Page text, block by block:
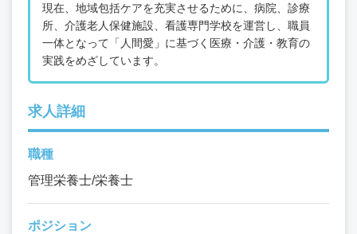
現在、地域包括ケアを充実させるために、病院、診療
所、介護老人保健施設、看護専門学校を運営し、職員
一体となって「人間愛」に基づく医療・介護・教育の
実践をめざしています。
求人詳細
職種
管理栄養士/栄養士
ポジション